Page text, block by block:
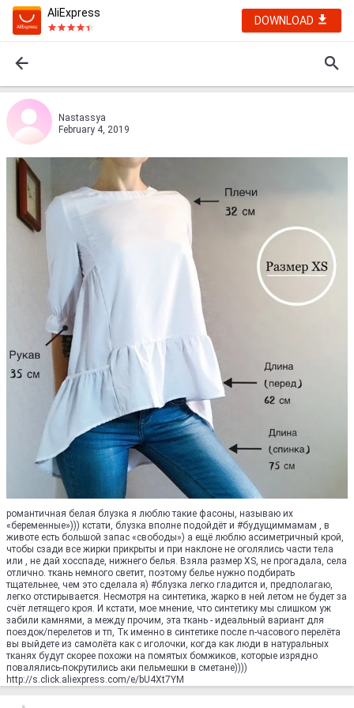
AliExpress
DOWNLOAD
Nastassyа
February 4, 2019
романтичная белая блузка я люблю такие фасоны, называю их
«беременные»))) кстати, блузка вполне подойдёт и #будущиммамам , в
животе есть большой запас «свободы») а ещё люблю ассиметричный крой,
чтобы сзади все жирки прикрыты и при наклоне не оголялись части тела
или , не дай хосспаде, нижнего белья. Взяла размер XS, не прогадала, села
отлично. ткань немного светит, поэтому белье нужно подбирать
тщательнее, чем это сделала я) #блузка легко гладится и, предполагаю,
легко отстирывается. Несмотря на синтетика, жарко в ней летом не будет за
счёт летящего кроя. И кстати, мое мнение, что синтетику мы слишком уж
забили камнями, а между прочим, эта ткань - идеальный вариант для
поездок/перелетов и тп, Тк именно в синтетике после n-часового перелёта
вы выйдете из самолёта как с иголочки, когда как люди в натуральных
тканях будут скорее похожи на помятых бомжиков, которые изрядно
повалялись-покрутились аки пельмешки в сметане))))
http://s.click.aliexpress.com/e/bU4Xt7YM